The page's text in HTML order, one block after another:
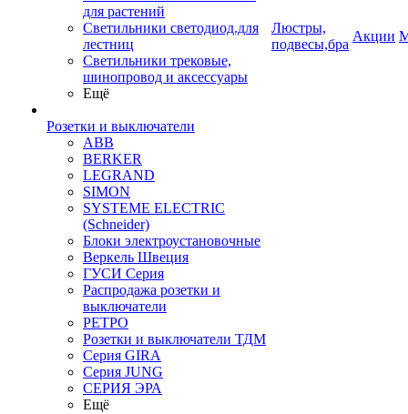
для растений
Светильники светодиод.для
лестниц
Светильники трековые,
шинопровод и аксессуары
Ещё
Розетки и выключатели
ABB
BERKER
LEGRAND
SIMON
SYSTEME ELECTRIC
(Schneider)
Блоки электроустановочные
Веркель Швеция
ГУСИ Серия
Распродажа розетки и
выключатели
РЕТРО
Розетки и выключатели ТДМ
Серия GIRA
Серия JUNG
СЕРИЯ ЭРА
Ещё
Люстры,
подвесы,бра
Акции